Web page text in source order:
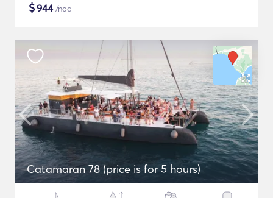
$944/noc
Catamaran 78 (price is for 5 hours)